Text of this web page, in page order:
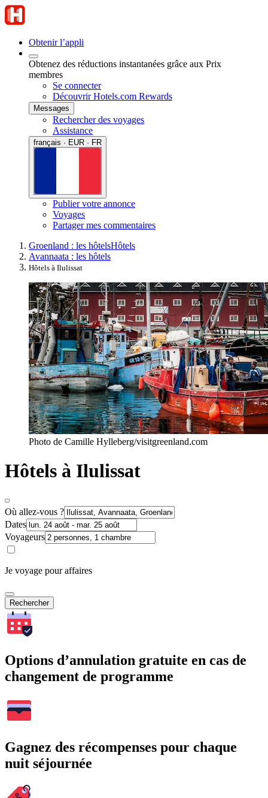
Obtenir l’appli
Obtenez des réductions instantanées grâce aux Prix
membres
Se connecter
Découvrir Hotels.com Rewards
Messages
Rechercher des voyages
Assistance
français · EUR · FR
Publier votre annonce
Voyages
Partager mes commentaires
Groenland : les hôtelsHôtels
Avannaata : les hôtels
Hôtels à Ilulissat
Photo de Camille Hylleberg/visitgreenland.com
Hôtels à Ilulissat
Où allez-vous ?
Dates
Voyageurs
Je voyage pour affaires
Rechercher
Options d’annulation gratuite en cas de
changement de programme
Gagnez des récompenses pour chaque
nuit séjournée